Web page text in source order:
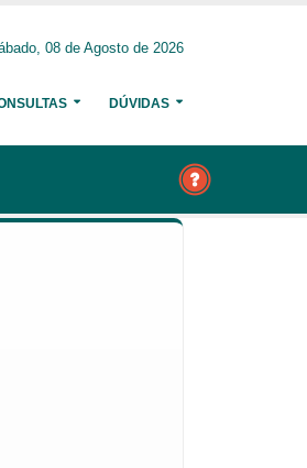
08 de Agosto de 2026
DÚVIDAS